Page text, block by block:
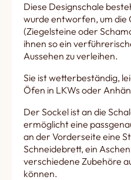
Diese Designschale
wurde entworfen, um die
(Ziegelsteine oder
ihnen so ein
Aussehen zu verleihen.
Sie ist wetterbeständig,
Öfen in LKWs oder
Der Sockel ist an die
ermöglicht eine
an der Vorderseite eine
Schneidebrett, ein
verschiedene Zubehöre
können.